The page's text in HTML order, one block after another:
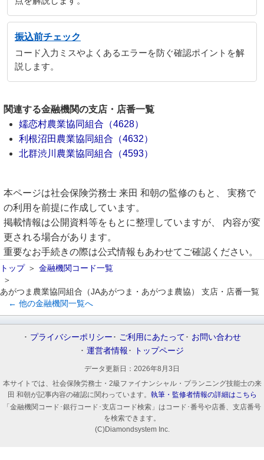
振込前チェック
コード入力ミスやよくあるエラーを防ぐ確認ポイントを解
説します。
関連する金融機関の支店・店番一覧
嬬恋村農業協同組合（4628）
利根沼田農業協同組合（4632）
北群渋川農業協同組合（4593）
本ページは社会保険労務士 来田 和朝の監修のもと、 実務で
の利用を前提に作成しています。
掲載情報は公開資料等をもとに整理していますが、 内容が変
更される場合があります。
重要なお手続きの際は公式情報もあわせてご確認ください。
トップ 金融機関コード一覧
あがつま農業協同組合（JAあがつま・あがつま農協） 支店・店番一覧
← 他の金融機関一覧へ
プライバシーポリシー ご利用にあたって
お問い合わせ
運営者情報
トップページ
データ更新日： 2026年8月3日
本サイトでは、社会保険労務士・2級ファイナンシャル・プランニング技能士の来
田 和朝が記事内容の確認に関わっています。 執筆・監修者情報の詳細はこちら
「金融機関コード･銀行コード･支店コード検索」はコード･番号や店番、支店番号
を検索できます。
(C)Diamondsystem Inc.